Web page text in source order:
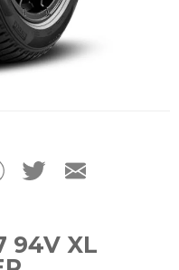
94V XL